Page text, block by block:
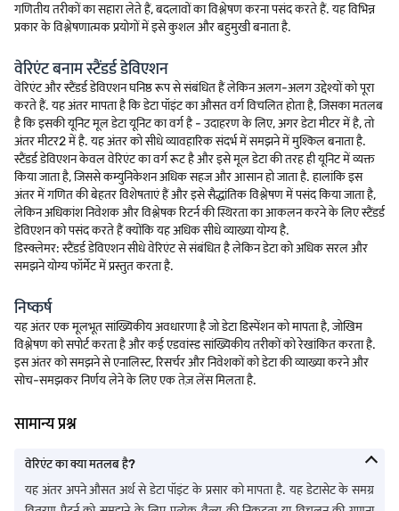
गणितीय तरीकों का सहारा लेते हैं, बदलावों का विश्लेषण करना पसंद करते हैं. यह विभिन्न
प्रकार के विश्लेषणात्मक प्रयोगों में इसे कुशल और बहुमुखी बनाता है.
वेरिएंट बनाम स्टैंडर्ड डेविएशन
वेरिएंट और स्टैंडर्ड डेविएशन घनिष्ठ रूप से संबंधित हैं लेकिन अलग-अलग उद्देश्यों को पूरा
करते हैं. यह अंतर मापता है कि डेटा पॉइंट का औसत वर्ग विचलित होता है, जिसका मतलब
है कि इसकी यूनिट मूल डेटा यूनिट का वर्ग है - उदाहरण के लिए, अगर डेटा मीटर में है, तो
अंतर मीटर2 में है. यह अंतर को सीधे व्यावहारिक संदर्भ में समझने में मुश्किल बनाता है.
स्टैंडर्ड डेविएशन केवल वेरिएंट का वर्ग रूट है और इसे मूल डेटा की तरह ही यूनिट में व्यक्त
किया जाता है, जिससे कम्युनिकेशन अधिक सहज और आसान हो जाता है. हालांकि इस
अंतर में गणित की बेहतर विशेषताएं हैं और इसे सैद्धांतिक विश्लेषण में पसंद किया जाता है,
लेकिन अधिकांश निवेशक और विश्लेषक रिटर्न की स्थिरता का आकलन करने के लिए स्टैंडर्ड
डेविएशन को पसंद करते हैं क्योंकि यह अधिक सीधे व्याख्या योग्य है.
डिस्क्लेमर: स्टैंडर्ड डेविएशन सीधे वेरिएंट से संबंधित है लेकिन डेटा को अधिक सरल और
समझने योग्य फॉर्मेट में प्रस्तुत करता है.
निष्कर्ष
यह अंतर एक मूलभूत सांख्यिकीय अवधारणा है जो डेटा डिस्पेंशन को मापता है, जोखिम
विश्लेषण को सपोर्ट करता है और कई एडवांस्ड सांख्यिकीय तरीकों को रेखांकित करता है.
इस अंतर को समझने से एनालिस्ट, रिसर्चर और निवेशकों को डेटा की व्याख्या करने और
सोच-समझकर निर्णय लेने के लिए एक तेज़ लेंस मिलता है.
सामान्य प्रश्न
वेरिएंट का क्या मतलब है?
यह अंतर अपने औसत अर्थ से डेटा पॉइंट के प्रसार को मापता है. यह डेटासेट के समग्र